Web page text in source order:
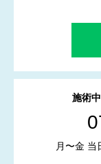
施術
月〜金